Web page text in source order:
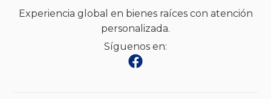
Experiencia global en bienes raíces con atención
personalizada.
Síguenos en: